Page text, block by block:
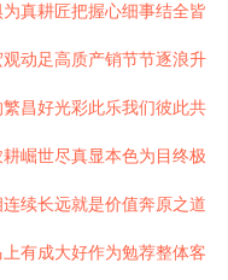
真耕匠把握心细事结全皆
动足高质产销节节逐浪升
昌好光彩此乐我们彼此共
崛世尽真显本色为目终极
续长远就是价值奔原之道
有成大好作为勉荐整体客